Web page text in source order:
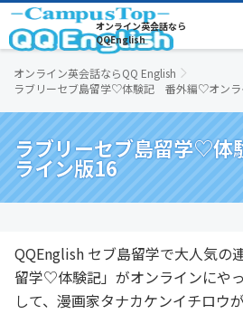
オンライン英会話なら
QQEnglish
オンライン英会話ならQQ English
ラブリーセブ島留学♡体験記 番外編♡オンラ
ラブリーセブ島留学♡体
ライン版16
QQEnglish セブ島留学で大人気の
留学♡体験記」がオンラインにや
して、漫画家タナカケンイチロウ